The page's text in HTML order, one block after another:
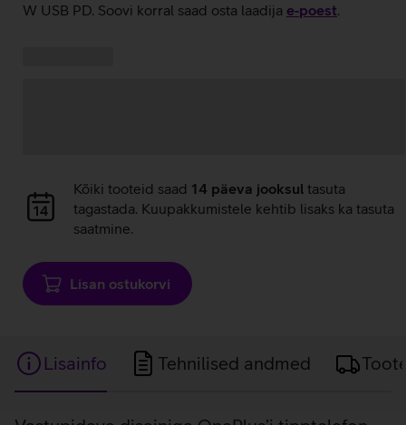
W USB PD. Soovi korral saad osta laadija e‑poest.
Andmete
laadimine
Kõiki tooteid saad 14 päeva jooksul tasuta
tagastada. Kuupakkumistele kehtib lisaks ka tasuta
saatmine.
Lisan ostukorvi
Lisainfo Tehnilised andmed